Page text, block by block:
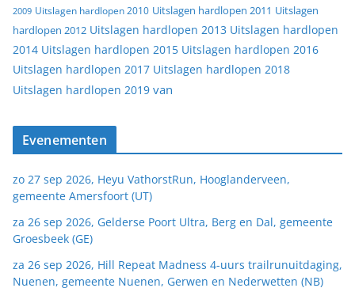
2009 Uitslagen hardlopen 2010 Uitslagen hardlopen 2011 Uitslagen
hardlopen 2012 Uitslagen hardlopen 2013 Uitslagen hardlopen
2014 Uitslagen hardlopen 2015 Uitslagen hardlopen 2016
Uitslagen hardlopen 2017 Uitslagen hardlopen 2018
Uitslagen hardlopen 2019 van
Evenementen
zo 27 sep 2026, Heyu VathorstRun, Hooglanderveen,
gemeente Amersfoort (UT)
za 26 sep 2026, Gelderse Poort Ultra, Berg en Dal, gemeente
Groesbeek (GE)
za 26 sep 2026, Hill Repeat Madness 4-uurs trailrunuitdaging,
Nuenen, gemeente Nuenen, Gerwen en Nederwetten (NB)